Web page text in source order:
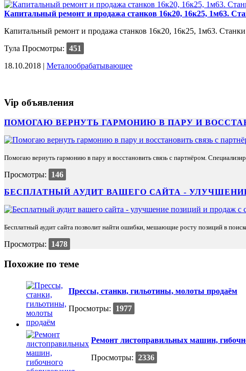
Капитальный ремонт и продажа станков 16к20, 16к25, 1м63.
Капитальный ремонт и продажа станков 16к20, 16к25, 1м63.
Тула Просмотры: 451
18.10.2018 | Металообрабатывающее
Vip объявления
ПОМОГАЮ ВЕРНУТЬ ГАРМОНИЮ В ПАРУ И
Помогаю вернуть гармонию в пару и восстановить связь с партнёром.
Просмотры:
146
БЕСПЛАТНЫЙ АУДИТ ВАШЕГО САЙТА -
Бесплатный аудит сайта позволит найти ошибки, мешающие росту позиций в
Просмотры: 1478
Похожие по теме
Прессы, станки, гильотины, молоты продаём
Просмотры:
1977
Ремонт листоправильных машин,
Просмотры: 2336